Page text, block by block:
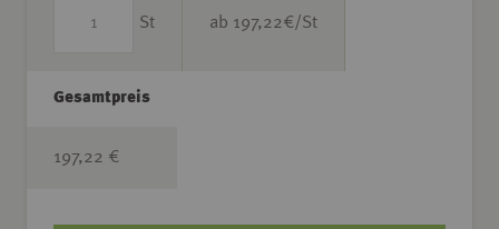
St ab 197,22€/St
Gesamtpreis
197,22 €